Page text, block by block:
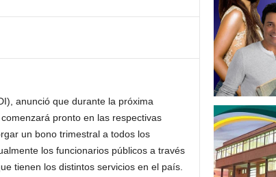
anunció que durante la próxima
pronto en las respectivas
un bono trimestral a todos los
los funcionarios públicos a través
tienen los distintos servicios en el país.